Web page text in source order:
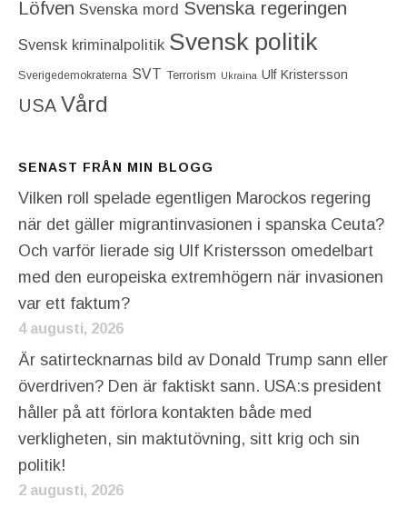
Löfven Svenska mord Svenska regeringen
Svensk kriminalpolitik Svensk politik
Sverigedemokraterna SVT Terrorism Ukraina Ulf Kristersson
USA Vård
SENAST FRÅN MIN BLOGG
Vilken roll spelade egentligen Marockos regering
när det gäller migrantinvasionen i spanska Ceuta?
Och varför lierade sig Ulf Kristersson omedelbart
med den europeiska extremhögern när invasionen
var ett faktum?
4 augusti, 2026
Är satirtecknarnas bild av Donald Trump sann eller
överdriven? Den är faktiskt sann. USA:s president
håller på att förlora kontakten både med
verkligheten, sin maktutövning, sitt krig och sin
politik!
2 augusti, 2026